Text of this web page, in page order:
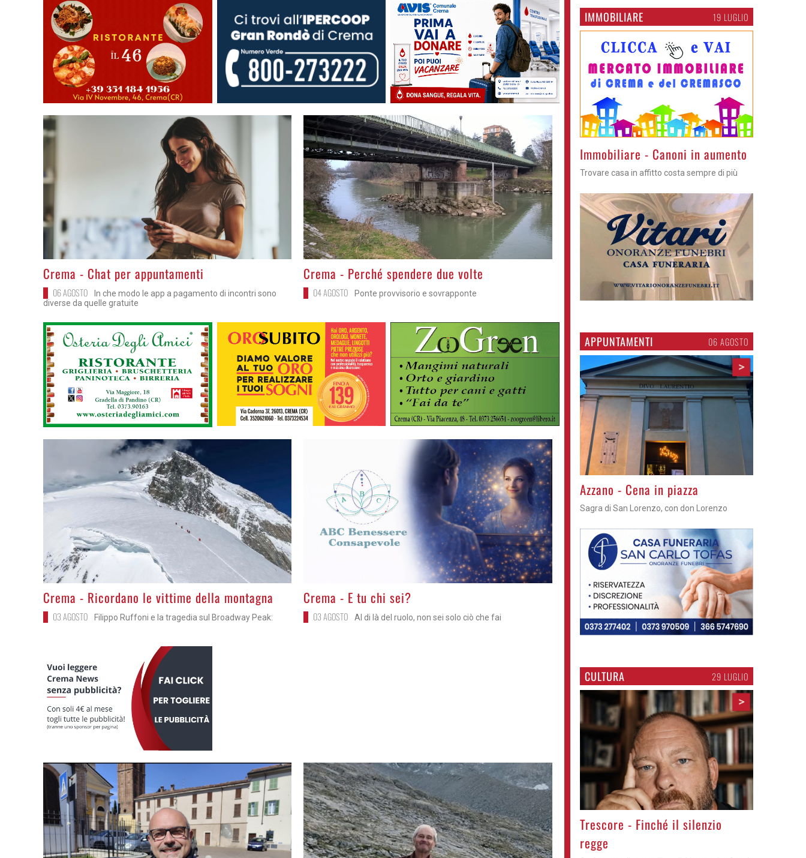
>
Crema - Chat per appuntamenti
06 AGOSTO
In che modo le app a pagamento di incontri sono
diverse da quelle gratuite
>
Crema - Perché spendere due volte
04 AGOSTO Ponte provvisorio e sovrapponte
>
Crema - Ricordano le vittime della montagna
03 AGOSTO Filippo Ruffoni e la tragedia sul Broadway Peak:
>
Crema - E tu chi sei?
03 AGOSTO Al di là del ruolo, non sei solo ciò che fai
IMMOBILIARE 19 LUGLIO
Immobiliare - Canoni in aumento
Trovare casa in affitto costa sempre di più
APPUNTAMENTI 06 AGOSTO
>
Gli appuntamenti fino a sabato
Cosa fare questi giorni nel Cremasco
CULTURA 29 LUGLIO
>
Trescore - Finché il silenzio
regge